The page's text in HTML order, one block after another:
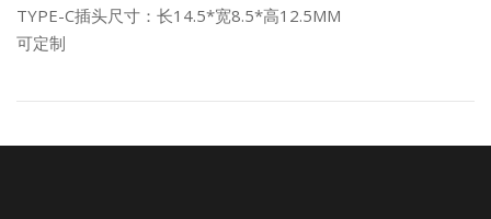
TYPE-C插头尺寸：长14.5*宽8.5*高12.5MM
可定制